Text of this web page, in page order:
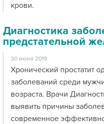
крови.
Диагностика
предстательной
30 июня 2019
Хронический простатит
заболеваний среди
возраста. Врачи
выявить причины
современное